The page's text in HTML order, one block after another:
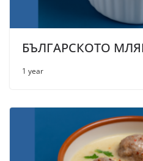
БЪЛГАРСКОТО
1 year